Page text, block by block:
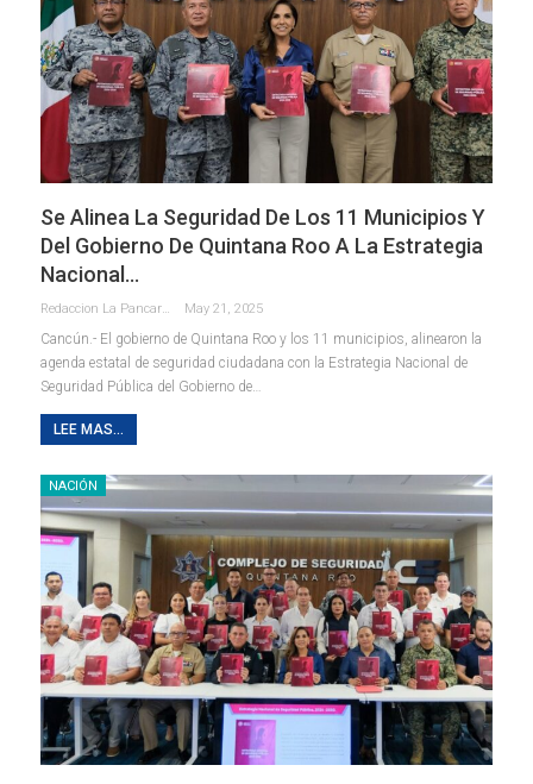
Se Alinea La Seguridad De Los 11 Municipios Y
Del Gobierno De Quintana Roo A La Estrategia
Nacional…
Redaccion La Pancarta De Quintana Roo May 21, 2025
Cancún.- El gobierno de Quintana Roo y los 11 municipios, alinearon la
agenda estatal de seguridad ciudadana con la Estrategia Nacional de
Seguridad Pública del Gobierno de…
LEE MAS...
NACIÓN